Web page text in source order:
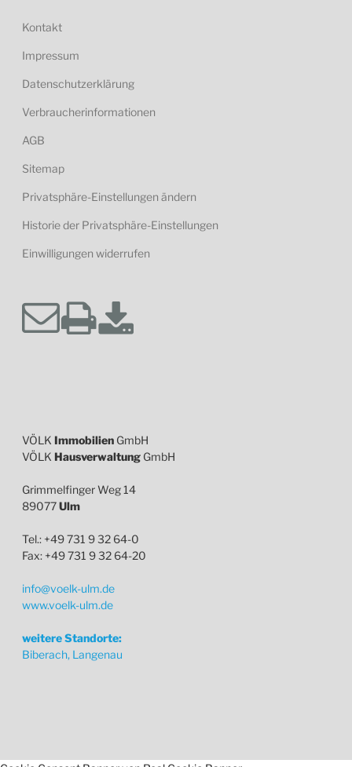
Kontakt
Impressum
Datenschutzerklärung
Verbraucherinformationen
AGB
Sitemap
Privatsphäre-Einstellungen ändern
Historie der Privatsphäre-Einstellungen
Einwilligungen widerrufen
VÖLK Immobilien GmbH
VÖLK Hausverwaltung GmbH
Grimmelfinger Weg 14
89077Ulm
Tel.: +49 731 9 32 64-0
Fax: +49 731 9 32 64-20
info@voelk-ulm.de
www.voelk-ulm.de
weitere Standorte:
Biberach, Langenau